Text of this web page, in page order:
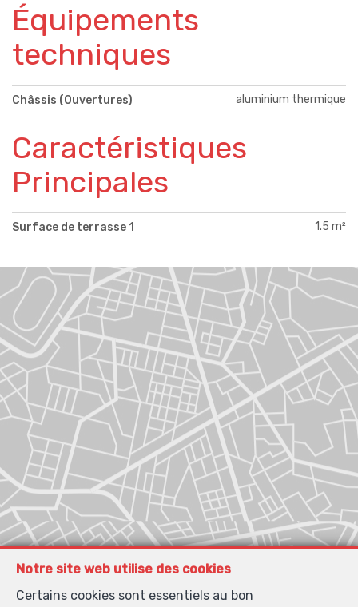
Équipements
techniques
Châssis (Ouvertures) aluminium thermique
Caractéristiques
Principales
Surface de terrasse 1 1.5 m²
Notre site web utilise des cookies
Certains cookies sont essentiels au bon